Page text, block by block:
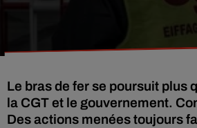
Le bras de fer se poursuit plus
la CGT et le gouvernement.
Des actions menées toujours